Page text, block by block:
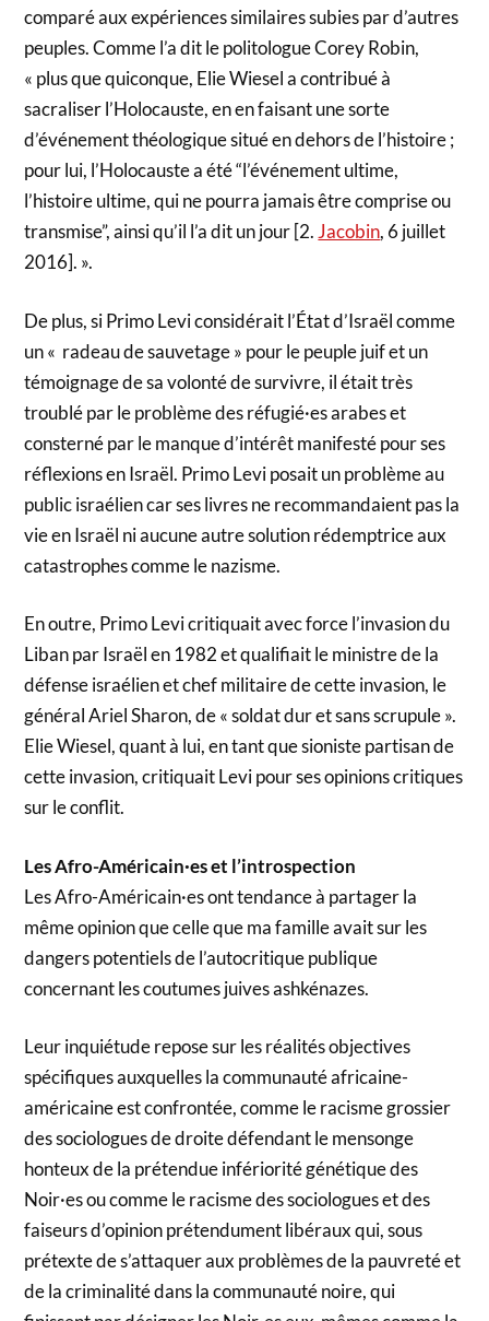
comparé aux expériences similaires subies par d’autres
peuples. Comme l’a dit le politologue Corey Robin,
« plus que quiconque, Elie Wiesel a contribué à
sacraliser l’Holocauste, en en faisant une sorte
d’événement théologique situé en dehors de l’histoire ;
pour lui, l’Holocauste a été “l’événement ultime,
l’histoire ultime, qui ne pourra jamais être comprise ou
transmise”, ainsi qu’il l’a dit un jour [2.Jacobin, 6 juillet
2016]. ».
De plus, si Primo Levi considérait l’État d’Israël comme
un « radeau de sauvetage » pour le peuple juif et un
témoignage de sa volonté de survivre, il était très
troublé par le problème des réfugié·es arabes et
consterné par le manque d’intérêt manifesté pour ses
réflexions en Israël. Primo Levi posait un problème au
public israélien car ses livres ne recommandaient pas la
vie en Israël ni aucune autre solution rédemptrice aux
catastrophes comme le nazisme.
En outre, Primo Levi critiquait avec force l’invasion du
Liban par Israël en 1982 et qualifiait le ministre de la
défense israélien et chef militaire de cette invasion, le
général Ariel Sharon, de « soldat dur et sans scrupule ».
Elie Wiesel, quant à lui, en tant que sioniste partisan de
cette invasion, critiquait Levi pour ses opinions critiques
sur le conflit.
Les Afro-Américain·es et l’introspection
Les Afro-Américain·es ont tendance à partager la
même opinion que celle que ma famille avait sur les
dangers potentiels de l’autocritique publique
concernant les coutumes juives ashkénazes.
Leur inquiétude repose sur les réalités objectives
spécifiques auxquelles la communauté africaine-
américaine est confrontée, comme le racisme grossier
des sociologues de droite défendant le mensonge
honteux de la prétendue infériorité génétique des
Noir·es ou comme le racisme des sociologues et des
faiseurs d’opinion prétendument libéraux qui, sous
prétexte de s’attaquer aux problèmes de la pauvreté et
de la criminalité dans la communauté noire, qui